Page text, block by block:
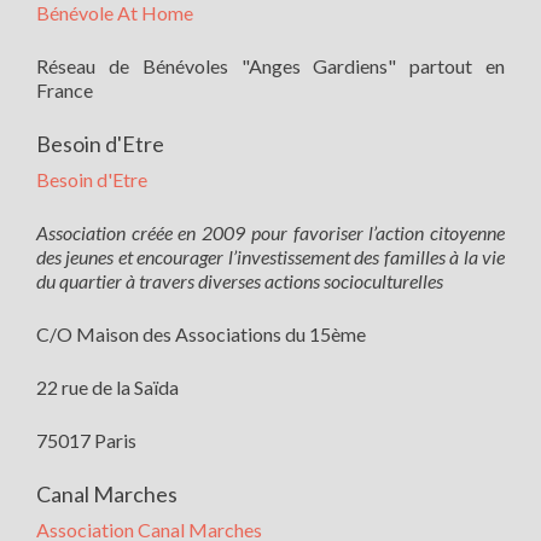
Bénévole At Home
Réseau de Bénévoles "Anges Gardiens" partout en
France
Besoin d'Etre
Besoin d'Etre
Association créée en 2009 pour favoriser l’action citoyenne
des jeunes et encourager l’investissement des familles à la vie
du quartier à travers diverses actions socioculturelles
C/O Maison des Associations du 15ème
22 rue de la Saïda
75017 Paris
Canal Marches
Association Canal Marches